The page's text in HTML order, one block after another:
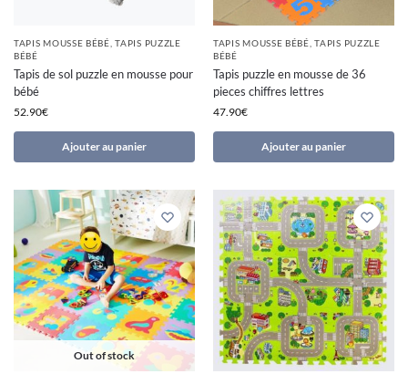
TAPIS MOUSSE BÉBÉ,TAPIS PUZZLE
BÉBÉ
Tapis de sol puzzle en mousse pour
bébé
52.90€
Ajouter au panier
TAPIS MOUSSE BÉBÉ,TAPIS PUZZLE
BÉBÉ
Tapis puzzle en mousse de 36
pieces chiffres lettres
47.90€
Ajouter au panier
Out of stock